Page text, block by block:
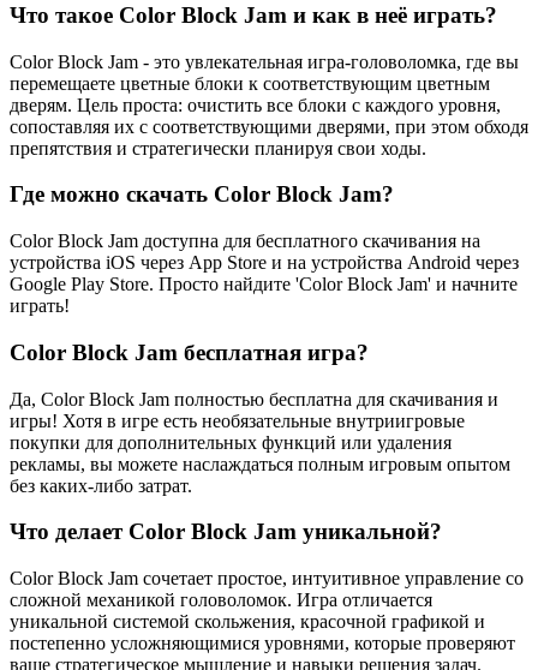
Что такое Color Block Jam и как в неё играть?
Color Block Jam - это увлекательная игра-головоломка, где вы
перемещаете цветные блоки к соответствующим цветным
дверям. Цель проста: очистить все блоки с каждого уровня,
сопоставляя их с соответствующими дверями, при этом обходя
препятствия и стратегически планируя свои ходы.
Где можно скачать Color Block Jam?
Color Block Jam доступна для бесплатного скачивания на
устройства iOS через App Store и на устройства Android через
Google Play Store. Просто найдите 'Color Block Jam' и начните
играть!
Color Block Jam бесплатная игра?
Да, Color Block Jam полностью бесплатна для скачивания и
игры! Хотя в игре есть необязательные внутриигровые
покупки для дополнительных функций или удаления
рекламы, вы можете наслаждаться полным игровым опытом
без каких-либо затрат.
Что делает Color Block Jam уникальной?
Color Block Jam сочетает простое, интуитивное управление со
сложной механикой головоломок. Игра отличается
уникальной системой скольжения, красочной графикой и
постепенно усложняющимися уровнями, которые проверяют
ваше стратегическое мышление и навыки решения задач.